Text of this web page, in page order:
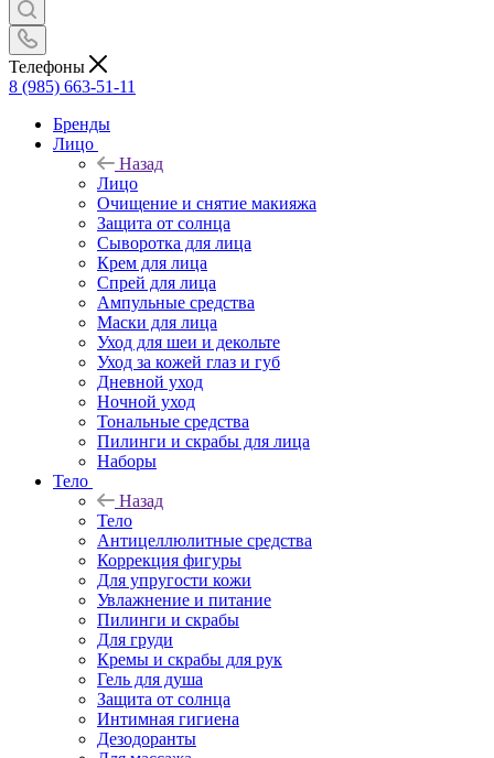
Телефоны
8 (985) 663-51-11
Бренды
Лицо
Назад
Лицо
Очищение и снятие макияжа
Защита от солнца
Сыворотка для лица
Крем для лица
Спрей для лица
Ампульные средства
Маски для лица
Уход для шеи и декольте
Уход за кожей глаз и губ
Дневной уход
Ночной уход
Тональные средства
Пилинги и скрабы для лица
Наборы
Тело
Назад
Тело
Антицеллюлитные средства
Коррекция фигуры
Для упругости кожи
Увлажнение и питание
Пилинги и скрабы
Для груди
Кремы и скрабы для рук
Гель для душа
Защита от солнца
Интимная гигиена
Дезодоранты